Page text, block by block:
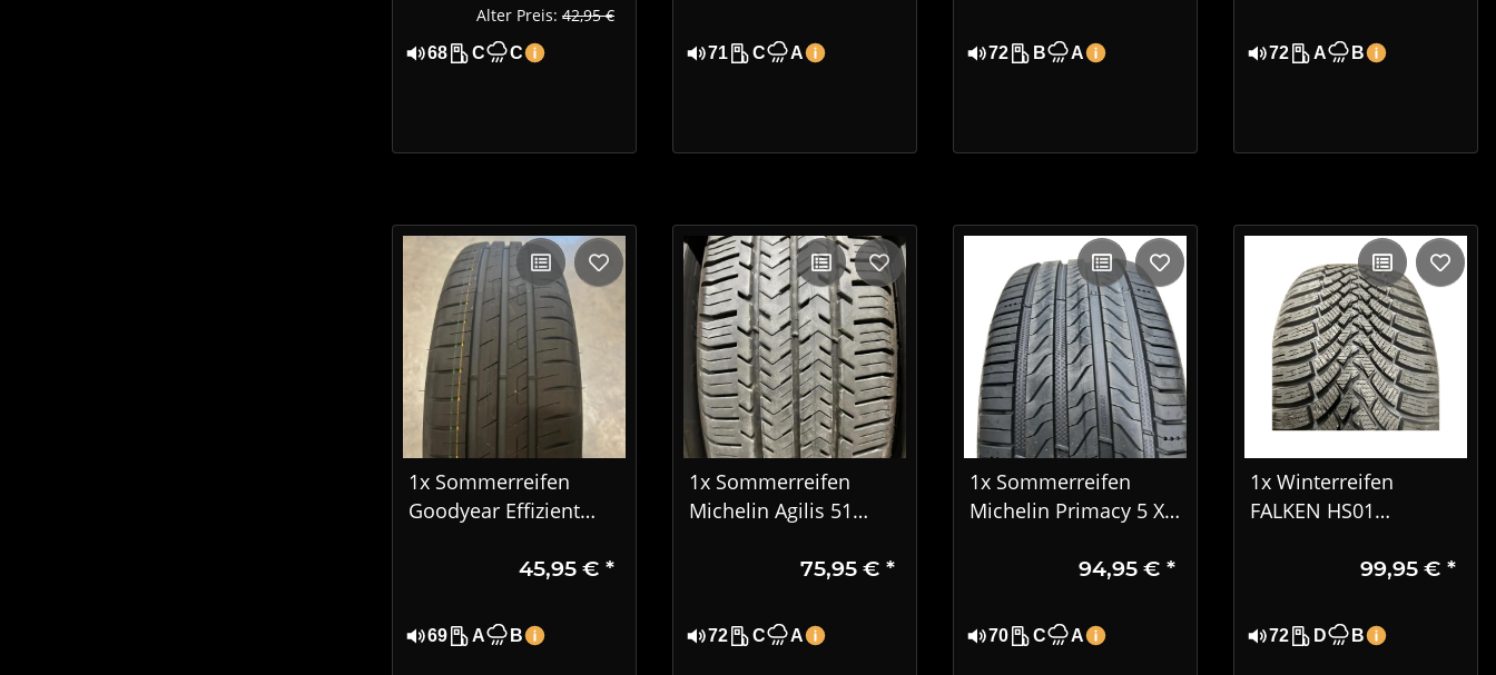
Alter Preis: 42,95 €
68 C C 71 C A 72 B A 72 A B
1x Sommerreifen
Goodyear Effizient
185/65 R15 88H DOT
45,95 € *
69 A B
1x Sommerreifen
Michelin Agilis 51
6PR DOT 072475,95 € *
72 C A
1x Sommerreifen
Michelin Primacy 5 XL
94,95 € *
70 C A
1x Winterreifen
FALKEN HS01
R17 98V XL DOT 3221
99,95 € *
72 D B